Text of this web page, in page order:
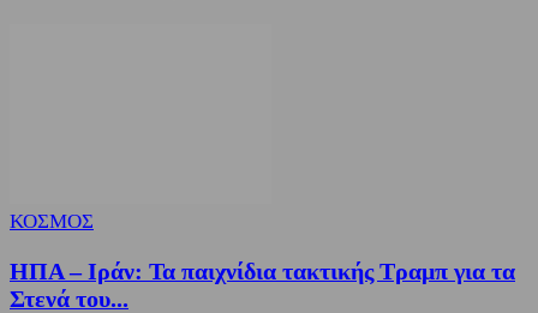
ΚΟΣΜΟΣ
ΗΠΑ – Ιράν: Τα παιχνίδια τακτικής Τραμπ για τα
Στενά του...